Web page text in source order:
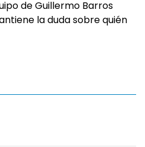
de Guillermo Barros
la duda sobre quién